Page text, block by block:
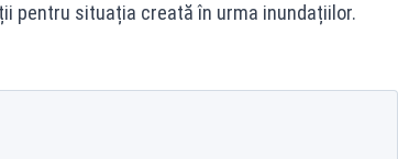
pentru situația creată în urma inundațiilor.